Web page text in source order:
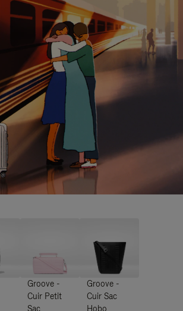
Groove -
Cuir Petit
Sac
Groove -
Cuir Sac
Hobo